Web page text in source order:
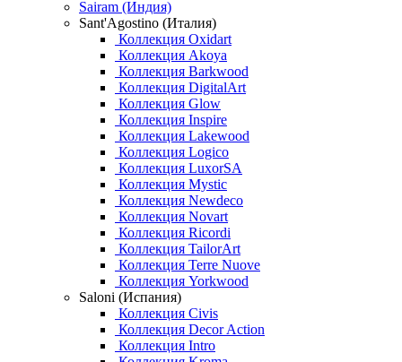
Sairam (Индия)
Sant'Agostino (Италия)
Коллекция Oxidart
Коллекция Akoya
Коллекция Barkwood
Коллекция DigitalArt
Коллекция Glow
Коллекция Inspire
Коллекция Lakewood
Коллекция Logico
Коллекция LuxorSA
Коллекция Mystic
Коллекция Newdeco
Коллекция Novart
Коллекция Ricordi
Коллекция TailorArt
Коллекция Terre Nuove
Коллекция Yorkwood
Saloni (Испания)
Коллекция Civis
Коллекция Decor Action
Коллекция Intro